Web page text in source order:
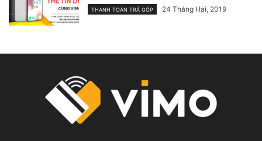
THANH TOÁN TRẢ GÓP 24 Tháng Hai, 2019